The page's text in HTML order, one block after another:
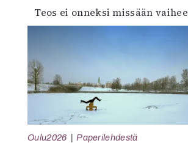
Teos ei onneksi missään
Oulu2026 Paperilehdestä